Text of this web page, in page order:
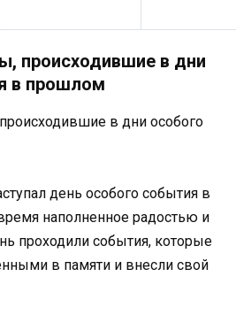
происходившие в дни
в прошлом
день особого события в
наполненное радостью и
проходили события, которые
в памяти и внесли свой